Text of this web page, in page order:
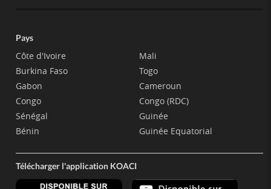
Pays
Côte d'Ivoire
Burkina Faso
Gabon
Congo
Sénégal
Bénin
Mali
Togo
Cameroun
Congo (RDC)
Guinée
Guinée Equatorial
Télécharger l'application KOACI